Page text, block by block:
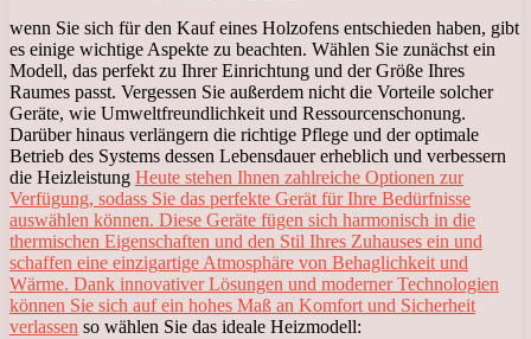
wenn Sie sich für den Kauf eines Holzofens entschieden haben, gibt
es einige wichtige Aspekte zu beachten. Wählen Sie zunächst ein
Modell, das perfekt zu Ihrer Einrichtung und der Größe Ihres
Raumes passt. Vergessen Sie außerdem nicht die Vorteile solcher
Geräte, wie Umweltfreundlichkeit und Ressourcenschonung.
Darüber hinaus verlängern die richtige Pflege und der optimale
Betrieb des Systems dessen Lebensdauer erheblich und verbessern
die Heizleistung Heute stehen Ihnen zahlreiche Optionen zur
Verfügung, sodass Sie das perfekte Gerät für Ihre Bedürfnisse
auswählen können. Diese Geräte fügen sich harmonisch in die
thermischen Eigenschaften und den Stil Ihres Zuhauses ein und
schaffen eine einzigartige Atmosphäre von Behaglichkeit und
Wärme. Dank innovativer Lösungen und moderner Technologien
können Sie sich auf ein hohes Maß an Komfort und Sicherheit
verlassen so wählen Sie das ideale Heizmodell: